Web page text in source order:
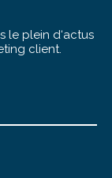
le plein d‘actus
client.